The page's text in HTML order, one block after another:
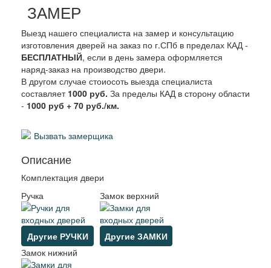
ЗАМЕР
Выезд нашего специалиста на замер и консультацию
изготовления дверей на заказ по г.СПб в пределах КАД -
БЕСПЛАТНЫЙ, если в день замера оформляется
наряд-заказ на производство двери.
В другом случае стоиосоть выезда специалиста
составляет 1000 руб. За пределы КАД в сторону области
- 1000 руб + 70 руб./км.
Вызвать замерщика
Описание
Комплектация двери
Ручка
Другие РУЧКИ
Замок верхний
Другие ЗАМКИ
Замок нижний